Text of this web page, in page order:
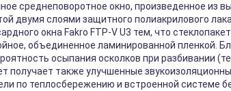
среднеповоротное окно, произведенное из
двумя слоями защитного полиакрилового
окна Fakro FTP-V U3 тем, что
объединенное ламинированной пленкой.
осыпания осколков при разбивании
получает также улучшенные
по теплосбережению и встроенной системе